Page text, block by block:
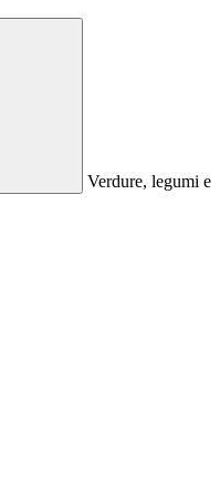
Verdure, legumi e